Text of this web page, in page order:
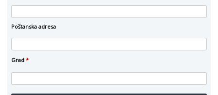
Poštanska adresa
Grad *